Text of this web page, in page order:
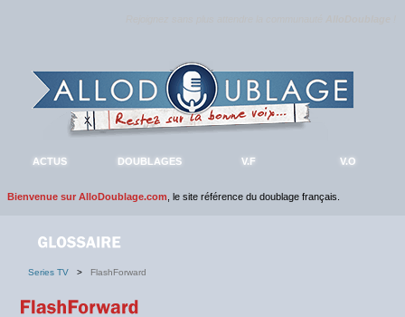
ACTUS DOUBLAGES V.F V.O
Bienvenue sur AlloDoublage.com , le site référence du doublage français.
Series TV > FlashForward